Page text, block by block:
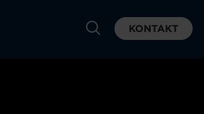
KONTAKT